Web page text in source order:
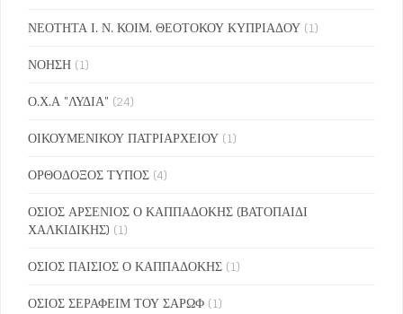
ΝΕΟΤΗΤΑ Ι. Ν. ΚΟΙΜ. ΘΕΟΤΟΚΟΥ ΚΥΠΡΙΑΔΟΥ (1)
ΝΟΗΣΗ (1)
Ο.Χ.Α "ΛΥΔΙΑ" (24)
ΟΙΚΟΥΜΕΝΙΚΟΥ ΠΑΤΡΙΑΡΧΕΙΟΥ (1)
ΟΡΘΟΔΟΞΟΣ ΤΥΠΟΣ (4)
ΟΣΙΟΣ ΑΡΣΕΝΙΟΣ Ο ΚΑΠΠΑΔΟΚΗΣ (ΒΑΤΟΠΑΙΔΙ
ΧΑΛΚΙΔΙΚΗΣ) (1)
ΟΣΙΟΣ ΠΑΙΣΙΟΣ Ο ΚΑΠΠΑΔΟΚΗΣ (1)
ΟΣΙΟΣ ΣΕΡΑΦΕΙΜ ΤΟΥ ΣΑΡΩΦ (1)